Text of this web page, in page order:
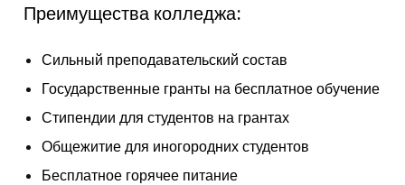
Преимущества колледжа:
Сильный преподавательский состав
Государственные гранты на бесплатное обучение
Стипендии для студентов на грантах
Общежитие для иногородних студентов
Бесплатное горячее питание